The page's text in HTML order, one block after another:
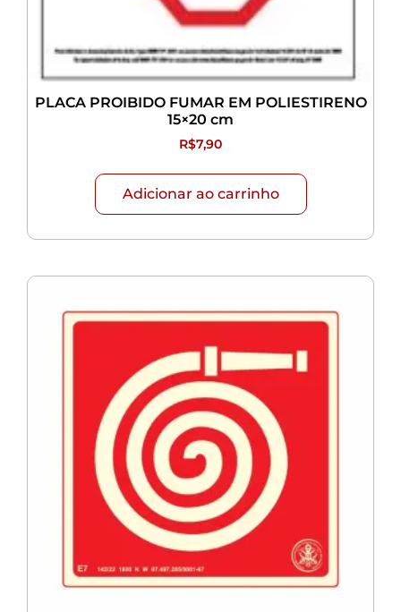
PLACA PROIBIDO FUMAR EM POLIESTIRENO
15×20 cm
R$7,90
Adicionar ao carrinho